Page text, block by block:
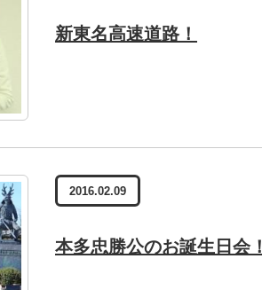
新東名高速道路！
2016.02.09
本多忠勝公のお誕生日会！